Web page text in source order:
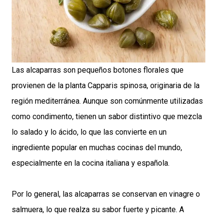
Las alcaparras son pequeños botones florales que
provienen de la planta Capparis spinosa, originaria de la
región mediterránea. Aunque son comúnmente utilizadas
como condimento, tienen un sabor distintivo que mezcla
lo salado y lo ácido, lo que las convierte en un
ingrediente popular en muchas cocinas del mundo,
especialmente en la cocina italiana y española.
Por lo general, las alcaparras se conservan en vinagre o
salmuera, lo que realza su sabor fuerte y picante. A